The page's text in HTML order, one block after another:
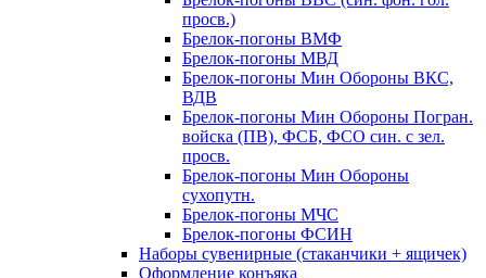
просв.)
Брелок-погоны ВМФ
Брелок-погоны МВД
Брелок-погоны Мин Обороны ВКС,
ВДВ
Брелок-погоны Мин Обороны Погран.
войска (ПВ), ФСБ, ФСО син. с зел.
просв.
Брелок-погоны Мин Обороны
сухопутн.
Брелок-погоны МЧС
Брелок-погоны ФСИН
Наборы сувенирные (стаканчики + ящичек)
Оформление конъяка